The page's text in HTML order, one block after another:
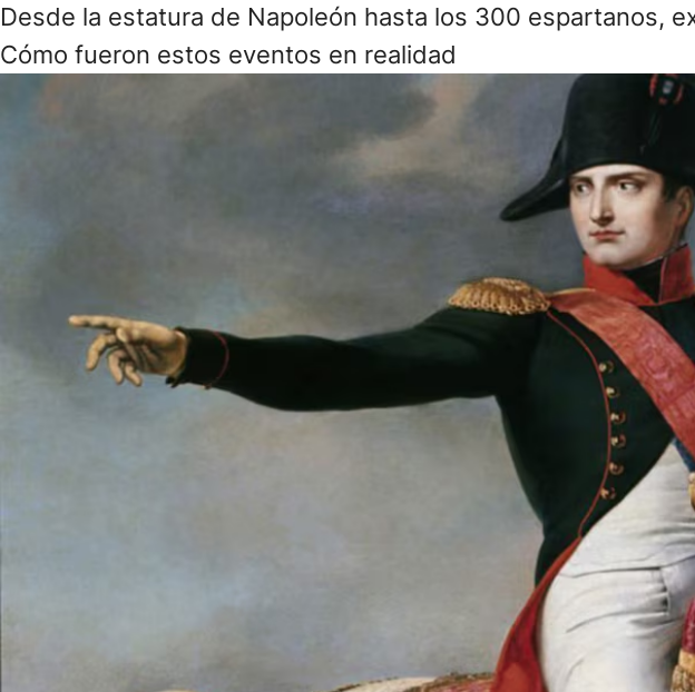
Desde la estatura de Napoleón hasta los 300 espartanos,
Cómo fueron estos eventos en realidad